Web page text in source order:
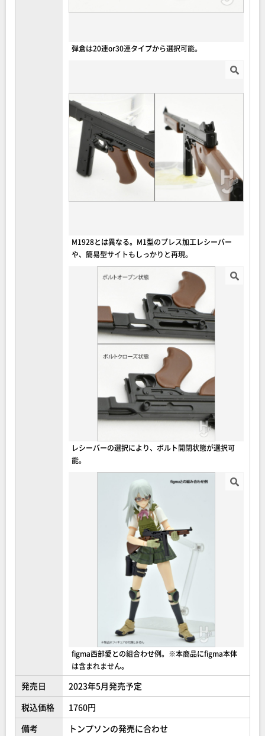
弾倉は20連or30連タイプから選択可能。
M1928とは異なる。M1型のプレス加工レシーバー
や、簡易型サイトもしっかりと再現。
レシーバーの選択により、ボルト開閉状態が選択可
能。
figma西部愛との組合わせ例。※本商品にfigma本体
は含まれません。
発売日
2023年5月発売予定
税込価格
1760円
備考
トンプソンの発売に合わせ